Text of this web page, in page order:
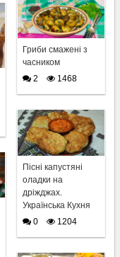
Гриби смажені з
часником
2
1468
Пісні капустяні
оладки на
дріжджах.
Українська Кухня
0
1204